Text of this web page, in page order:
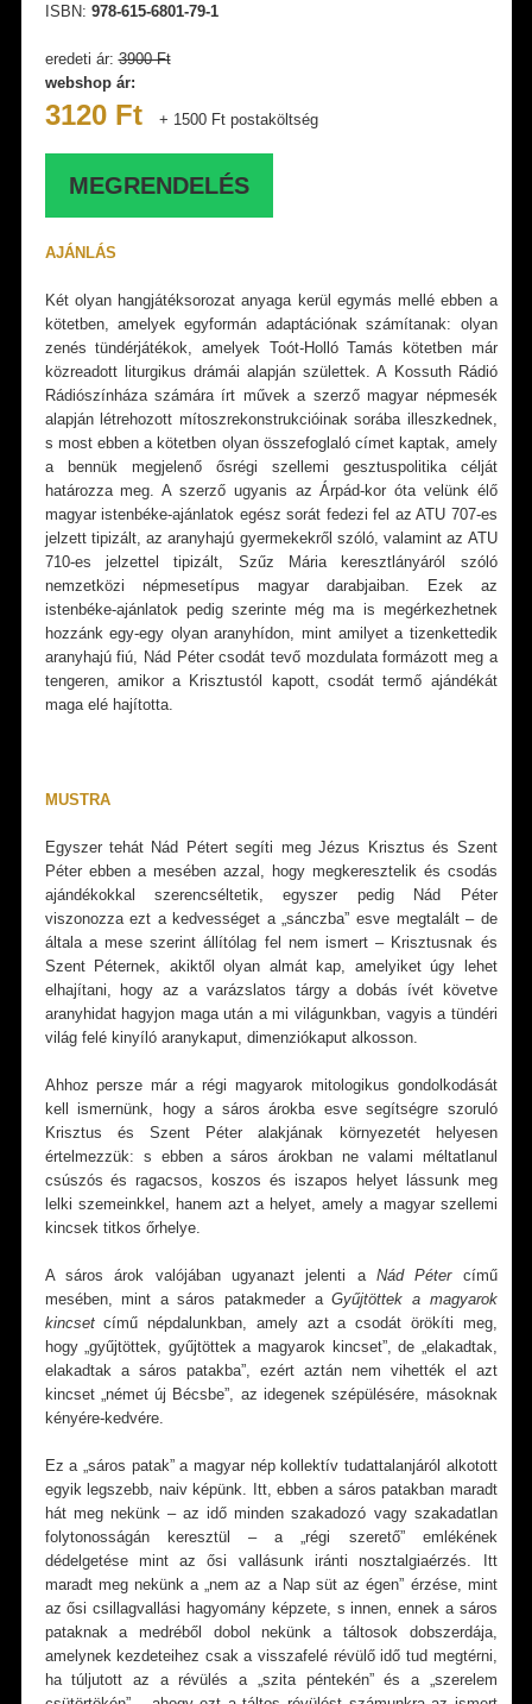
ISBN: 978-615-6801-79-1
eredeti ár:3900 Ft
webshop ár:
3120 Ft + 1500 Ft postaköltség
MEGRENDELÉS
AJÁNLÁS
Két olyan hangjátéksorozat anyaga kerül egymás mellé ebben a
kötetben, amelyek egyformán adaptációnak számítanak: olyan
zenés tündérjátékok, amelyek Toót-Holló Tamás kötetben már
közreadott liturgikus drámái alapján születtek. A Kossuth Rádió
Rádiószínháza számára írt művek a szerző magyar népmesék
alapján létrehozott mítoszrekonstrukcióinak sorába illeszkednek,
s most ebben a kötetben olyan összefoglaló címet kaptak, amely
a bennük megjelenő ősrégi szellemi gesztuspolitika célját
határozza meg. A szerző ugyanis az Árpád-kor óta velünk élő
magyar istenbéke-ajánlatok egész sorát fedezi fel az ATU 707-es
jelzett tipizált, az aranyhajú gyermekekről szóló, valamint az ATU
710-es jelzettel tipizált, Szűz Mária keresztlányáról szóló
nemzetközi népmesetípus magyar darabjaiban. Ezek az
istenbéke-ajánlatok pedig szerinte még ma is megérkezhetnek
hozzánk egy-egy olyan aranyhídon, mint amilyet a tizenkettedik
aranyhajú fiú, Nád Péter csodát tevő mozdulata formázott meg a
tengeren, amikor a Krisztustól kapott, csodát termő ajándékát
maga elé hajította.
MUSTRA
Egyszer tehát Nád Pétert segíti meg Jézus Krisztus és Szent
Péter ebben a mesében azzal, hogy megkeresztelik és csodás
ajándékokkal szerencséltetik, egyszer pedig Nád Péter
viszonozza ezt a kedvességet a „sánczba” esve megtalált – de
általa a mese szerint állítólag fel nem ismert – Krisztusnak és
Szent Péternek, akiktől olyan almát kap, amelyiket úgy lehet
elhajítani, hogy az a varázslatos tárgy a dobás ívét követve
aranyhidat hagyjon maga után a mi világunkban, vagyis a tündéri
világ felé kinyíló aranykaput, dimenziókaput alkosson.
Ahhoz persze már a régi magyarok mitologikus gondolkodását
kell ismernünk, hogy a sáros árokba esve segítségre szoruló
Krisztus és Szent Péter alakjának környezetét helyesen
értelmezzük: s ebben a sáros árokban ne valami méltatlanul
csúszós és ragacsos, koszos és iszapos helyet lássunk meg
lelki szemeinkkel, hanem azt a helyet, amely a magyar szellemi
kincsek titkos őrhelye.
A sáros árok valójában ugyanazt jelenti a Nád Pétercímű
mesében, mint a sáros patakmeder aGyűjtöttek a magyarok
kincsetcímű népdalunkban, amely azt a csodát örökíti meg,
hogy „gyűjtöttek, gyűjtöttek a magyarok kincset”, de „elakadtak,
elakadtak a sáros patakba”, ezért aztán nem vihették el azt
kincset „német új Bécsbe”, az idegenek szépülésére, másoknak
kényére-kedvére.
Ez a „sáros patak” a magyar nép kollektív tudattalanjáról alkotott
egyik legszebb, naiv képünk. Itt, ebben a sáros patakban maradt
hát meg nekünk – az idő minden szakadozó vagy szakadatlan
folytonosságán keresztül – a „régi szerető” emlékének
dédelgetése mint az ősi vallásunk iránti nosztalgiaérzés. Itt
maradt meg nekünk a „nem az a Nap süt az égen” érzése, mint
az ősi csillagvallási hagyomány képzete, s innen, ennek a sáros
pataknak a medréből dobol nekünk a táltosok dobszerdája,
amelynek kezdeteihez csak a visszafelé révülő idő tud megtérni,
ha túljutott az a révülés a „szita péntekén” és a „szerelem